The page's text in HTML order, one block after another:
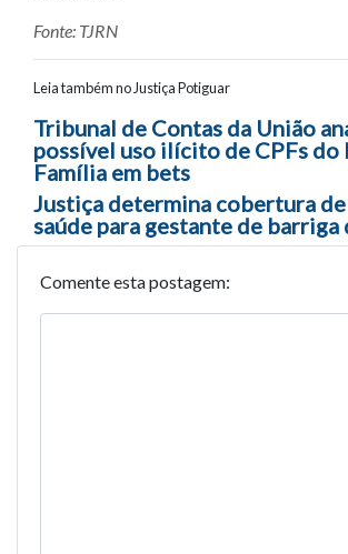
Fonte: TJRN
Leia também no Justiça Potiguar
Navegação entre
Tribunal de Contas da União
possível uso ilícito de CPFs do
Família em bets
Justiça determina cobertura
saúde para gestante de barriga
Comente esta postagem: